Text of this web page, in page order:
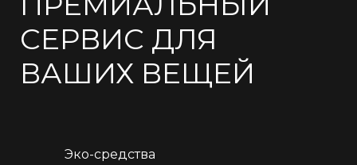
СЕРВИС ДЛЯ
ВАШИХ ВЕЩЕЙ
Эко-средства